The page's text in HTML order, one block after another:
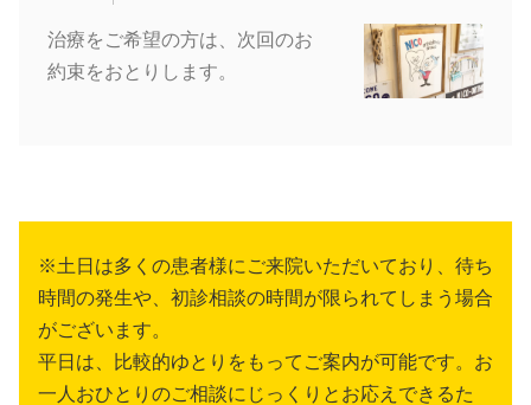
治療をご希望の方は、次回のお
約束をおとりします。
※土日は多くの患者様にご来院いただいており、待ち
時間の発生や、初診相談の時間が限られてしまう場合
がございます。
平日は、比較的ゆとりをもってご案内が可能です。お
一人おひとりのご相談にじっくりとお応えできるた